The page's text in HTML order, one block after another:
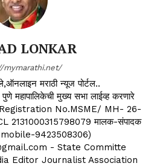
LONKAR
mymarathi.net/
मराठी न्यूज पोर्टल..
मुख्य सभा लाईव्ह करणारे
No.MSME/ MH- 26-
2131000315798079 मालक-संपादक
mobile-9423508306)
- State Committe
Editor Journalist Association